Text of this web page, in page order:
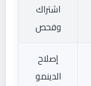
اشتراك
وفحص
إصلاح
الدينمو